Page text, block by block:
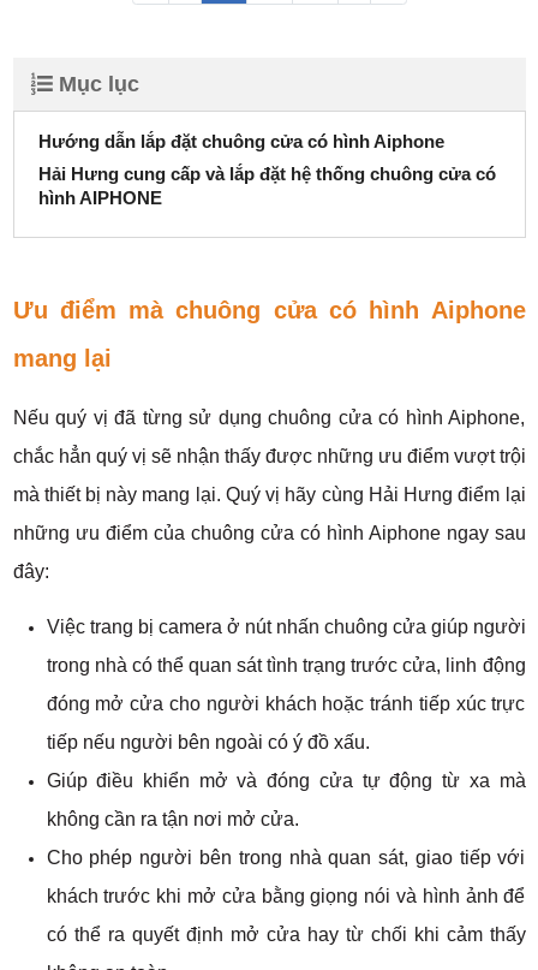
Mục lục
Hướng dẫn lắp đặt chuông cửa có hình Aiphone
Hải Hưng cung cấp và lắp đặt hệ thống chuông cửa có
hình AIPHONE
Ưu điểm mà chuông cửa có hình Aiphone
mang lại
Nếu quý vị đã từng sử dụng chuông cửa có hình Aiphone,
chắc hẳn quý vị sẽ nhận thấy được những ưu điểm vượt trội
mà thiết bị này mang lại. Quý vị hãy cùng Hải Hưng điểm lại
những ưu điểm của chuông cửa có hình Aiphone ngay sau
đây:
Việc trang bị camera ở nút nhấn chuông cửa giúp người
trong nhà có thể quan sát tình trạng trước cửa, linh động
đóng mở cửa cho người khách hoặc tránh tiếp xúc trực
tiếp nếu người bên ngoài có ý đồ xấu.
Giúp điều khiển mở và đóng cửa tự động từ xa mà
không cần ra tận nơi mở cửa.
Cho phép người bên trong nhà quan sát, giao tiếp với
khách trước khi mở cửa bằng giọng nói và hình ảnh để
có thể ra quyết định mở cửa hay từ chối khi cảm thấy